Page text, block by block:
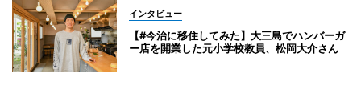
インタビュー
【#今治に移住してみた】大三島でハンバーガ
ー店を開業した元小学校教員、松岡大介さん